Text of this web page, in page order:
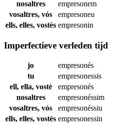
nosaltres
empresonem
vosaltres, vós
empresoneu
ells, elles, vostès empresonin
Imperfectieve verleden tijd
jo
empresonés
tu
empresonessis
ell, ella, vostè
empresonés
nosaltres
empresonéssim
vosaltres, vós
empresonéssiu
ells, elles, vostès empresonessin